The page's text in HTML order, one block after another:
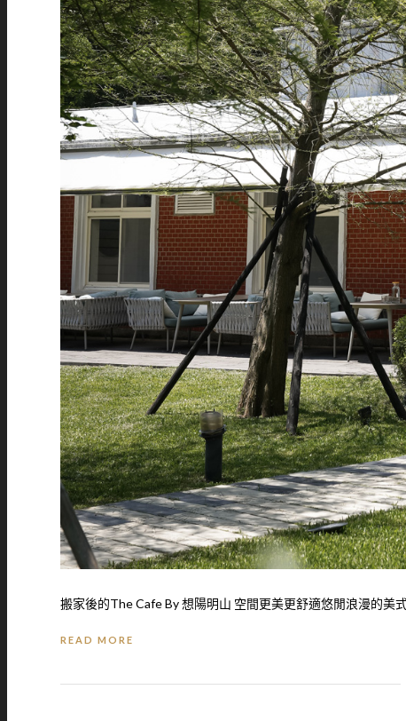
搬家後的The Cafe By 想陽明山 空間更美更舒適悠閒浪漫的美
READ MORE